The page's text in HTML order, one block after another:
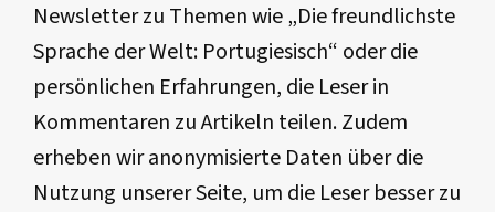
Newsletter zu Themen wie „Die freundlichste
Sprache der Welt: Portugiesisch“ oder die
persönlichen Erfahrungen, die Leser in
Kommentaren zu Artikeln teilen. Zudem
erheben wir anonymisierte Daten über die
Nutzung unserer Seite, um die Leser besser zu